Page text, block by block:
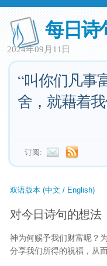
每日诗
2024年09月11日
“叫你们凡事
舍，就藉着
订阅:
双语版本 (中文 / English)
对今日诗句的想法
神为何赐予我们财富呢？
分享我们所得的祝福，从